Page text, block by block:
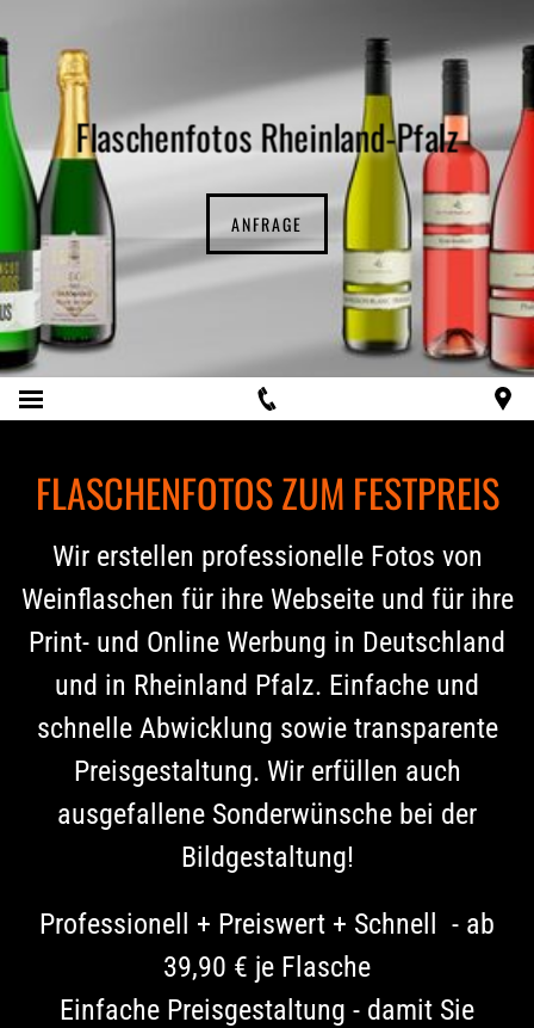
Flaschenfotos Rheinland-Pfalz
ANFRAGE
FLASCHENFOTOS ZUM FESTPREIS
Wir erstellen professionelle Fotos von
Weinflaschen für ihre Webseite und für ihre
Print- und Online Werbung in Deutschland
und in Rheinland Pfalz. Einfache und
schnelle Abwicklung sowie transparente
Preisgestaltung. Wir erfüllen auch
ausgefallene Sonderwünsche bei der
Bildgestaltung!
Professionell + Preiswert + Schnell - ab
39,90 € je Flasche
Einfache Preisgestaltung - damit Sie